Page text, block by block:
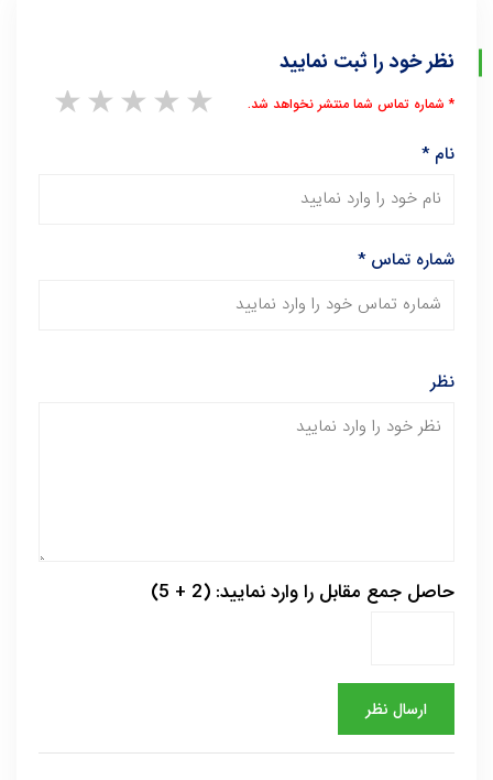
نظر خود را ثبت نمایید
5 stars
4 stars
3 stars
2 stars * شماره تماس شما منتشر نخواهد شد.
نام*
شماره تماس*
نظر
حاصل جمع مقابل را وارد نمایید: (2 + 5)